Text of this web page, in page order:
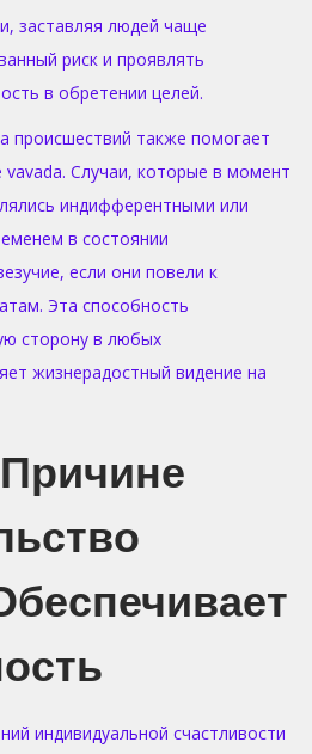
заставляя людей чаще
риск и проявлять
в обретении целей.
происшествий также помогает
vavada. Случаи, которые в момент
индифферентными или
в состоянии
если они повели к
Эта способность
сторону в любых
жизнерадостный видение на
индивидуальной счастливости